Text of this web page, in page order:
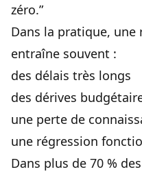
zéro.”
Dans la pratique,
entraîne souvent :
des délais très longs
des dérives
une perte de
une régression
Dans plus de 70 %